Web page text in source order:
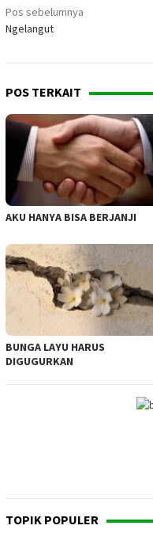
Navigasi
pos
Pos sebelumnya
Ngelangut
POS TERKAIT
AKU HANYA BISA BERJANJI
BUNGA LAYU HARUS
DIGUGURKAN
TOPIK POPULER